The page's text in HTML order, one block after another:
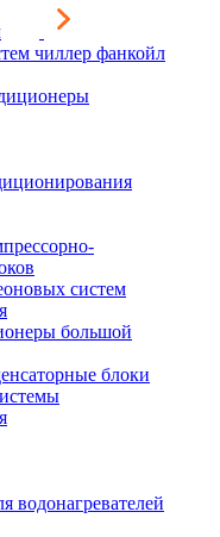
чиллер фанкойл
систем
большой
блоки
водонагревателей